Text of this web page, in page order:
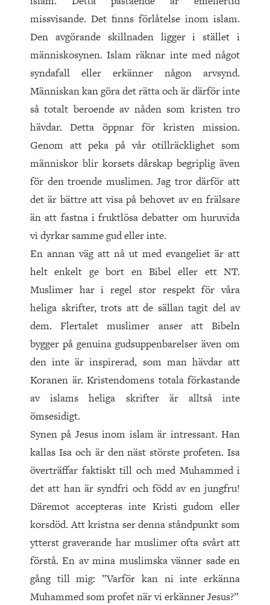
missvisande. Det finns förlåtelse inom islam.
Den avgörande skillnaden ligger i stället i
människosynen. Islam räknar inte med något
syndafall eller erkänner någon arvsynd.
Människan kan göra det rätta och är därför inte
så totalt beroende av nåden som kristen tro
hävdar. Detta öppnar för kristen mission.
Genom att peka på vår otillräcklighet som
människor blir korsets dårskap begriplig även
för den troende muslimen. Jag tror därför att
det är bättre att visa på behovet av en frälsare
än att fastna i fruktlösa debatter om huruvida
vi dyrkar samme gud eller inte.
En annan väg att nå ut med evangeliet är att
helt enkelt ge bort en Bibel eller ett NT.
Muslimer har i regel stor respekt för våra
heliga skrifter, trots att de sällan tagit del av
dem. Flertalet muslimer anser att Bibeln
bygger på genuina gudsuppenbarelser även om
den inte är inspirerad, som man hävdar att
Koranen är. Kristendomens totala förkastande
av islams heliga skrifter är alltså inte
ömsesidigt.
Synen på Jesus inom islam är intressant. Han
kallas Isa och är den näst störste profeten. Isa
överträffar faktiskt till och med Muhammed i
det att han är syndfri och född av en jungfru!
Däremot accepteras inte Kristi gudom eller
korsdöd. Att kristna ser denna ståndpunkt som
ytterst graverande har muslimer ofta svårt att
förstå. En av mina muslimska vänner sade en
gång till mig: ”Varför kan ni inte erkänna
Muhammed som profet när vi erkänner Jesus?”